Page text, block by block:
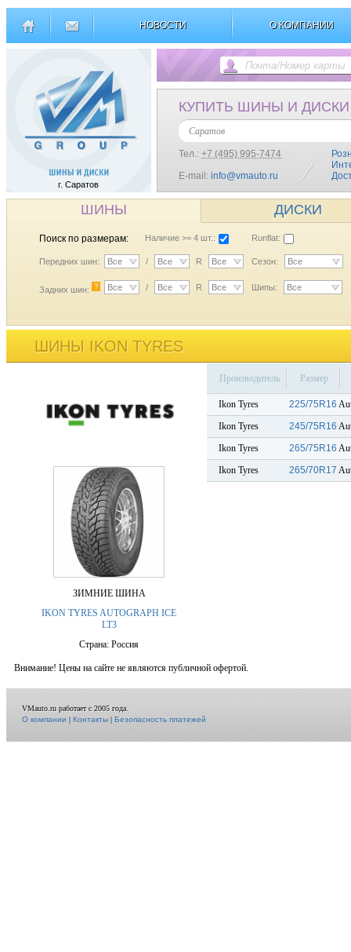
НОВОСТИ О КОМПАНИИ
г. Саратов
КУПИТЬ ШИНЫ И ДИСКИ
Саратов
Тел.: +7 (495) 995-7474
E-mail: info@vmauto.ru
ШИНЫ ДИСКИ
Поиск по размерам: Наличие >= 4 шт.: Runflat:
Передних шин: Все / Все R Все Сезон: Все
Задних шин: ? Все / Все R Все Шипы: Все
ШИНЫ IKON TYRES
ЗИМНИЕ ШИНА
IKON TYRES AUTOGRAPH ICE
LT3
Страна: Россия
Производитель Размер
Ikon Tyres 225/75R16
Ikon Tyres
245/75R16
Ikon Tyres
265/75R16
Ikon Tyres
265/70R17
Внимание! Цены на сайте не являются публичной офертой.
VMauto.ru работает с 2005 года.
О компании|Контакты|Безопасность платежей